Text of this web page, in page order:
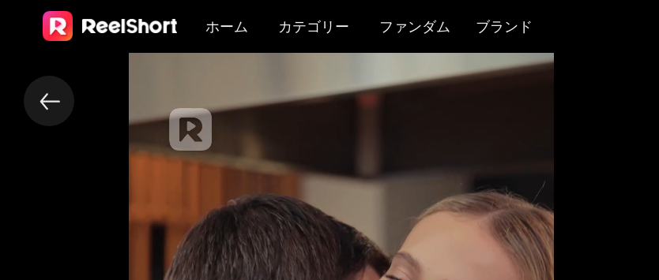
ホーム カテゴリー ファンダム ブランド